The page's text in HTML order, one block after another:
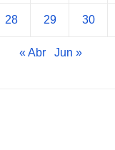
28 29 30
« Abr Jun »